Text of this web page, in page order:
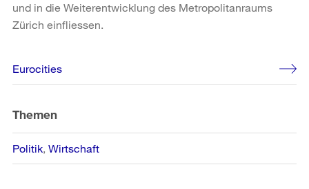
und in die Weiterentwicklung des Metropolitanraums
Zürich einfliessen.
Weitere
Informationen
Eurocities
Themen
Politik Wirtschaft